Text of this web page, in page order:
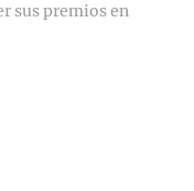
sus premios en